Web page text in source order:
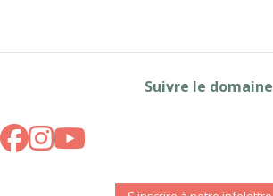
Suivre le domaine